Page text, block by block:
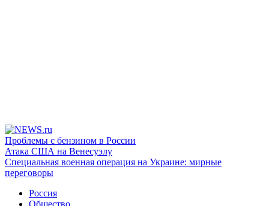
Проблемы с бензином в России
Атака США на Венесуэлу
Специальная военная операция на Украине: мирные
переговоры
Россия
Общество